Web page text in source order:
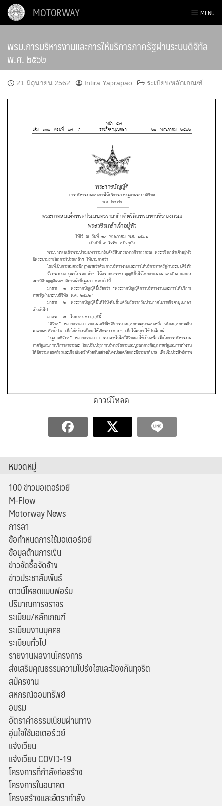
Skip
MOTORWAY MENU
พรบ.การบริหารงานและการให้บริการภาครัฐผ่านระบบดิจิทัล
พ.ศ. ๒๕๖๒
21 มิถุนายน 2562 Intira Yaprapao ระเบียบ/หลักเกณฑ์
ดาวน์โหลด
หมวดหมู่
100 ข่าวมอเตอร์เวย์
M-Flow
Motorway News
การลา
ข้อกำหนดการใช้มอเตอร์เวย์
ข้อมูลด้านการเงิน
ข่าวจัดซื้อจัดจ้าง
ข่าวประชาสัมพันธ์
ดาวน์โหลดแบบฟอร์ม
ปริมาณการจราจร
ระเบียบ/หลักเกณฑ์
ระเบียบงานบุคคล
ระเบียบทั่วไป
รายงานผลงานโครงการ
ส่งเสริมคุณธรรมความโปร่งใสและป้องกันทุจริต
สมัครงาน
สหกรณ์ออมทรัพย์
อบรม
อัตราค่าธรรมเนียมผ่านทาง
อุ่นใจใช้มอเตอร์เวย์
แจ้งเวียน
แจ้งเวียน COVID-19
โครงการที่กำลังก่อสร้าง
โครงการในอนาคต
โครงสร้างและอัตรากำลัง